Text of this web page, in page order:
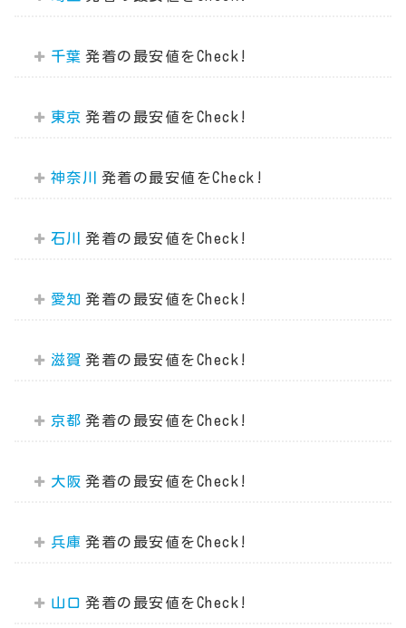
千葉
東京
神奈川
石川
愛知
滋賀
京都
大阪
兵庫
山口